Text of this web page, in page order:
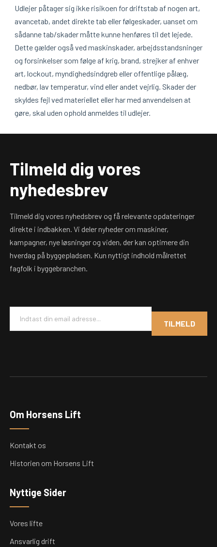
Udlejer påtager sig ikke risikoen for driftstab af nogen art,
avancetab, andet direkte tab eller følgeskader, uanset om
sådanne tab/skader måtte kunne henføres til det lejede.
Dette gælder også ved maskinskader, arbejdsstandsninger
og forsinkelser som følge af krig, brand, strejker af enhver
art, lockout, myndighedsindgreb eller offentlige pålæg,
nedbør, lav temperatur, vind eller andet vejrlig. Skader der
skyldes fejl ved materiellet eller har med anvendelsen at
gøre, skal uden ophold anmeldes til udlejer.
Tilmeld dig vores
nyhedesbrev
Tilmeld dig vores nyhedsbrev og få relevante opdateringer
direkte i indbakken. Vi deler nyheder om maskiner,
kampagner, nye løsninger og viden, der kan optimere din
hverdag på byggepladsen. Kun nyttigt indhold målrettet
fagfolk i byggebranchen.
a
TILMELD
Om Horsens Lift
Kontakt os
Historien om Horsens Lift
Nyttige Sider
Vores lifte
Ansvarlig drift